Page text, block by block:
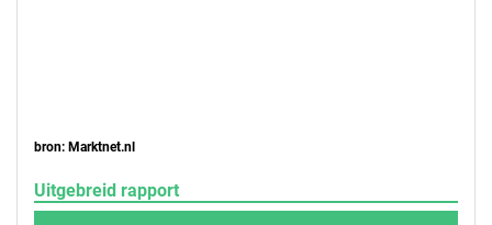
bron: Marktnet.nl
Uitgebreid rapport